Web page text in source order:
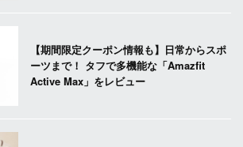
【期間限定クーポン情報も】日常からスポ
ーツまで！ タフで多機能な「Amazfit
Active Max」をレビュー